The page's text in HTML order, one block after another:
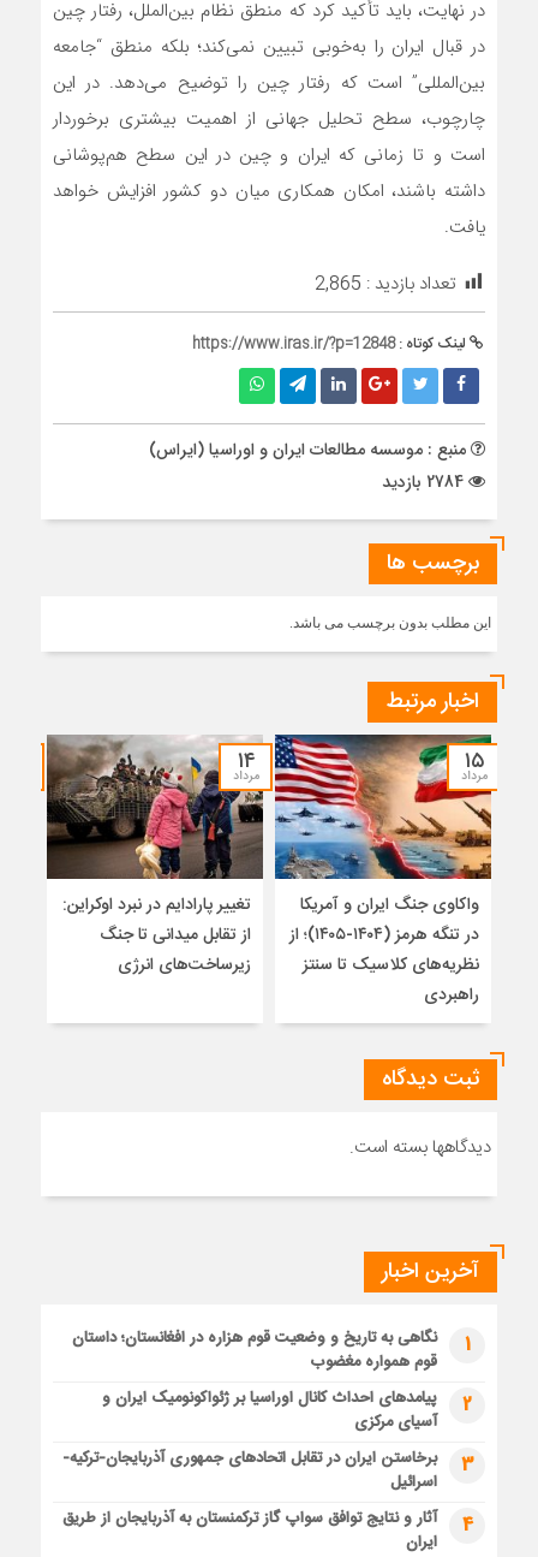
در نهایت، باید تأکید کرد که منطق نظام بین‌الملل، رفتار چین
در قبال ایران را به‌خوبی تبیین نمی‌کند؛ بلکه منطق “جامعه
بین‌المللی” است که رفتار چین را توضیح می‌دهد. در این
چارچوب، سطح تحلیل جهانی از اهمیت بیشتری برخوردار
است و تا زمانی که ایران و چین در این سطح هم‌پوشانی
داشته باشند، امکان همکاری میان دو کشور افزایش خواهد
یافت.
تعداد بازدید : 2,865
لینک کوتاه :https://www.iras.ir/?p=12848
منبع : موسسه مطالعات ایران و اوراسیا (ایراس)
برچسب ها
این مطلب بدون برچسب می باشد.
اخبار مرتبط
۱۵
مرداد
واکاوی جنگ ایران و آمریکا
در تنگه هرمز (۱۴۰۴-۱۴۰۵)؛ از
نظریه‌های کلاسیک تا سنتز
راهبردی
۱۴
مرداد
تغییر پارادایم در نبرد اوکراین:
از تقابل میدانی تا جنگ
زیرساخت‌های انرژی
ثبت دیدگاه
دیدگاهها بسته است.
آخرین اخبار
1
نگاهی به تاریخ و وضعیت قوم هزاره در افغانستان؛ داستان
قوم همواره مغضوب
2
پیامدهای احداث کانال اوراسیا بر ژئواکونومیک ایران و
آسیای مرکزی
3
برخاستن ایران در تقابل اتحادهای جمهوری آذربایجان-ترکیه-
اسرائیل
4
آثار و نتایج توافق سواپ گاز ترکمنستان به آذربایجان از طریق
ایران